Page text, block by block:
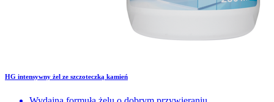
HG intensywny żel ze szczoteczką kamień